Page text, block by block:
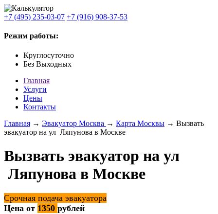
+7 (495) 235-03-07 +7 (916) 908-37-53
Режим работы:
Круглосуточно
Без Выходных
Главная
Услуги
Цены
Контакты
Главная → Эвакуатор Москва → Карта Москвы → Вызвать
эвакуатор на ул Ляпунова в Москве
Вызвать эвакуатор на ул
Ляпунова в Москве
Срочная подача эвакуатора
Цена от 1350 рублей